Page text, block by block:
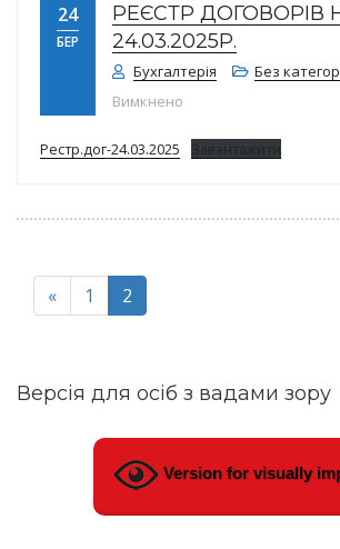
24
БЕР
РЕЄСТР ДОГОВОРІВ
24.03.2025Р.
Бухгалтерія Без
Вимкнено
Рестр.дог-24.03.2025 Завантажити
« 1 2
Версія для осіб з вадами зору
Version for visually